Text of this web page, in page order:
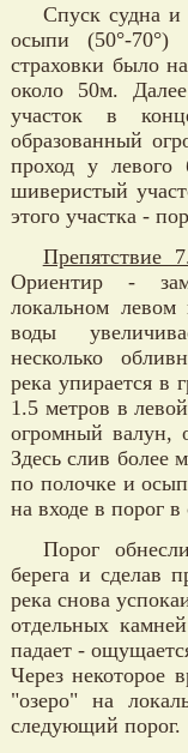
Спуск судна
осыпи (50°-
страховки было
около 50м.
участок в
образованный
проход у левого
шиверистый
этого участка -
Препятствие
Ориентир -
локальном левом
воды
несколько
река упирается в
1.5 метров в
огромный валун,
Здесь слив более
по полочке и
на входе в порог
Порог
берега и сделав
река снова
отдельных
падает -
Через некоторое
"озеро" на
следующий порог.